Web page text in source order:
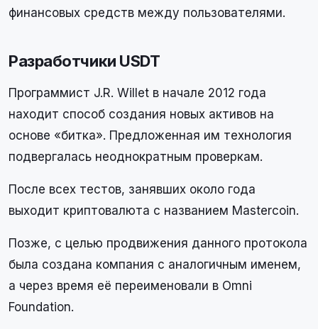
финансовых средств между пользователями.
Разработчики USDT
Программист J.R. Willet в начале 2012 года
находит способ создания новых активов на
основе «битка». Предложенная им технология
подвергалась неоднократным проверкам.
После всех тестов, занявших около года
выходит криптовалюта с названием Mastercoin.
Позже, с целью продвижения данного протокола
была создана компания с аналогичным именем,
а через время её переименовали в Omni
Foundation.